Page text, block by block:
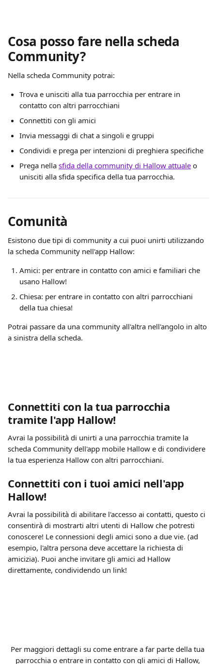
Cosa posso fare nella scheda
Community?
Nella scheda Community potrai:
Trova e unisciti alla tua parrocchia per entrare in
contatto con altri parrocchiani
Connettiti con gli amici
Invia messaggi di chat a singoli e gruppi
Condividi e prega per intenzioni di preghiera specifiche
Prega nella sfida della community di Hallow attuale o
unisciti alla sfida specifica della tua parrocchia.
Comunità
Esistono due tipi di community a cui puoi unirti utilizzando
la scheda Community nell'app Hallow:
Amici: per entrare in contatto con amici e familiari che
usano Hallow!
Chiesa: per entrare in contatto con altri parrocchiani
della tua chiesa!
Potrai passare da una community all'altra nell'angolo in alto
a sinistra della scheda.
Connettiti con la tua parrocchia
tramite l'app Hallow!
Avrai la possibilità di unirti a una parrocchia tramite la
scheda Community dell'app mobile Hallow e di condividere
la tua esperienza Hallow con altri parrocchiani.
Connettiti con i tuoi amici nell'app
Hallow!
Avrai la possibilità di abilitare l'accesso ai contatti, questo ci
consentirà di mostrarti altri utenti di Hallow che potresti
conoscere! Le connessioni degli amici sono a due vie. (ad
esempio, l'altra persona deve accettare la richiesta di
amicizia). Puoi anche invitare gli amici ad Hallow
direttamente, condividendo un link!
Per maggiori dettagli su come entrare a far parte della tua
parrocchia o entrare in contatto con gli amici di Hallow,